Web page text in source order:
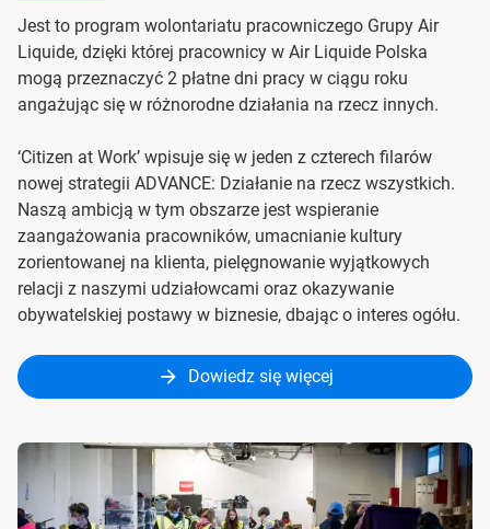
Jest to program wolontariatu pracowniczego Grupy Air
Liquide, dzięki której pracownicy w Air Liquide Polska
mogą przeznaczyć 2 płatne dni pracy w ciągu roku
angażując się w różnorodne działania na rzecz innych.
‘Citizen at Work’ wpisuje się w jeden z czterech filarów
nowej strategii ADVANCE: Działanie na rzecz wszystkich.
Naszą ambicją w tym obszarze jest wspieranie
zaangażowania pracowników, umacnianie kultury
zorientowanej na klienta, pielęgnowanie wyjątkowych
relacji z naszymi udziałowcami oraz okazywanie
obywatelskiej postawy w biznesie, dbając o interes ogółu.
Dowiedz się więcej